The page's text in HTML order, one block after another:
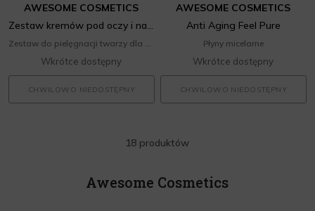
AWESOME COSMETICS
Zestaw kremów pod oczy i na powieki
Zestaw do pielęgnacji twarzy dla niej
Wkrótce dostępny
CHWILOWO NIEDOSTĘPNY
AWESOME COSMETICS
Anti Aging Feel Pure
Płyny micelarne
Wkrótce dostępny
CHWILOWO NIEDOSTĘPNY
18 produktów
Awesome Cosmetics